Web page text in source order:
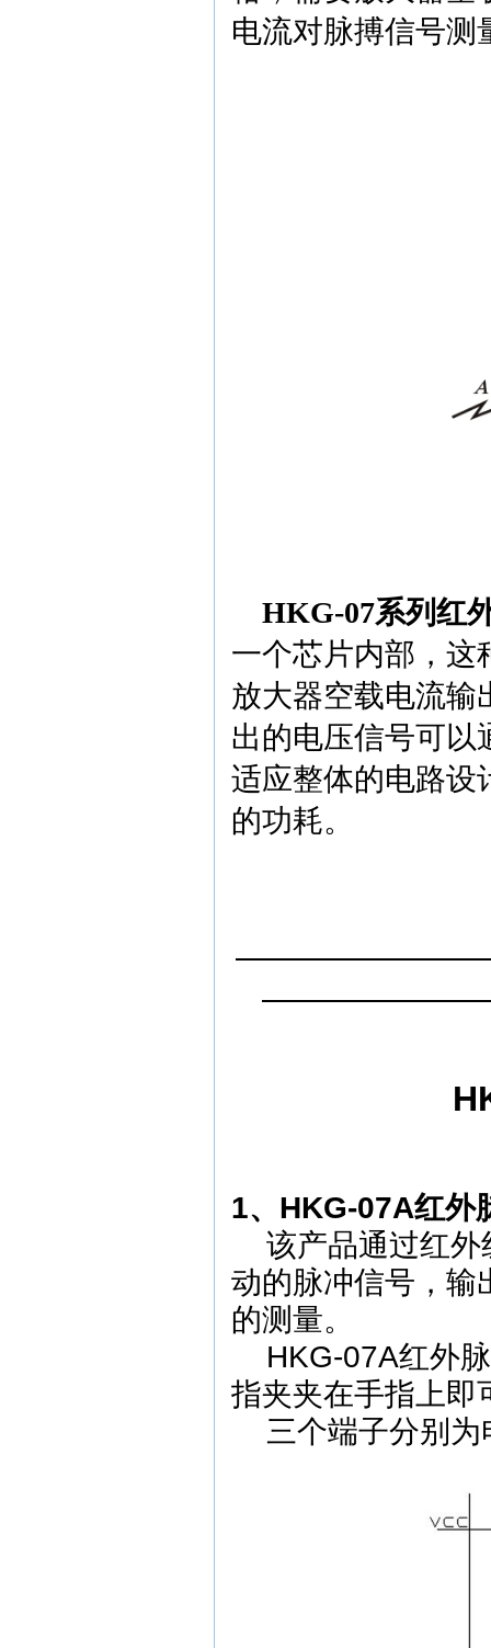
电流对脉搏信号测
HKG-07系列红
一个芯片内部，这
放大器空载电流输
出的电压信号可以
适应整体的电路设
的功耗。
1、HKG-07A红外
该产品通过红外
动的脉冲信号，输
的测量。
HKG-07A红外
指夹夹在手指上即
三个端子分别